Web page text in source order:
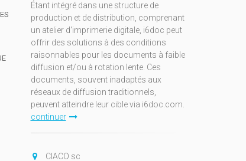
Étant intégré dans une structure de
production et de distribution, comprenant
un atelier d'imprimerie digitale, i6doc peut
offrir des solutions à des conditions
raisonnables pour les documents à faible
diffusion et/ou à rotation lente. Ces
documents, souvent inadaptés aux
réseaux de diffusion traditionnels,
peuvent atteindre leur cible via i6doc.com.
continuer
CIACO sc